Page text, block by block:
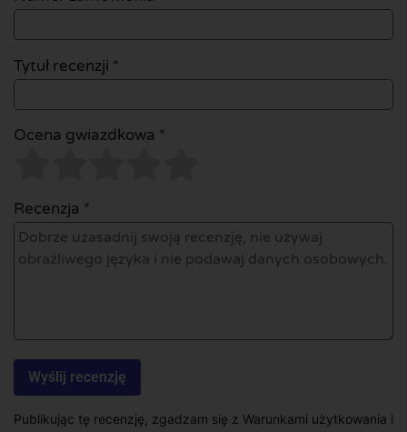
Tytuł recenzji *
Ocena gwiazdkowa *
Recenzja *
Publikując tę recenzję, zgadzam się z Warunkami użytkowania i